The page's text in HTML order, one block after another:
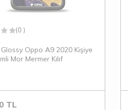
(0 )
Oppo A9 2020 Kişiye
Mor Mermer Kılıf
TL